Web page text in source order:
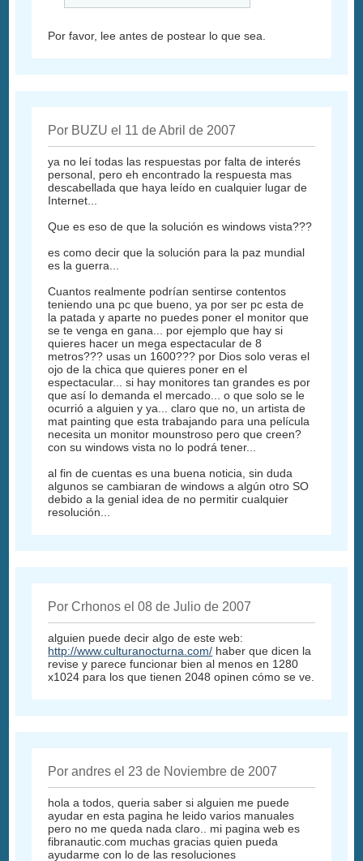
Por favor, lee antes de postear lo que sea.
Por BUZU el 11 de Abril de 2007
ya no leí todas las respuestas por falta de interés
personal, pero eh encontrado la respuesta mas
descabellada que haya leído en cualquier lugar de
Internet...
Que es eso de que la solución es windows vista???
es como decir que la solución para la paz mundial
es la guerra...
Cuantos realmente podrían sentirse contentos
teniendo una pc que bueno, ya por ser pc esta de
la patada y aparte no puedes poner el monitor que
se te venga en gana... por ejemplo que hay si
quieres hacer un mega espectacular de 8
metros??? usas un 1600??? por Dios solo veras el
ojo de la chica que quieres poner en el
espectacular... si hay monitores tan grandes es por
que así lo demanda el mercado... o que solo se le
ocurrió a alguien y ya... claro que no, un artista de
mat painting que esta trabajando para una película
necesita un monitor mounstroso pero que creen?
con su windows vista no lo podrá tener...
al fin de cuentas es una buena noticia, sin duda
algunos se cambiaran de windows a algún otro SO
debido a la genial idea de no permitir cualquier
resolución...
Por Crhonos el 08 de Julio de 2007
alguien puede decir algo de este web:
http://www.culturanocturna.com/ haber que dicen la
revise y parece funcionar bien al menos en 1280
x1024 para los que tienen 2048 opinen cómo se ve.
Por andres el 23 de Noviembre de 2007
hola a todos, queria saber si alguien me puede
ayudar en esta pagina he leido varios manuales
pero no me queda nada claro.. mi pagina web es
fibranautic.com muchas gracias quien pueda
ayudarme con lo de las resoluciones